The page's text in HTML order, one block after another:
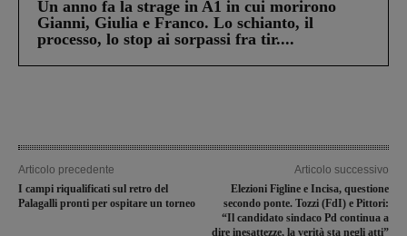
Un anno fa la strage in A1 in cui morirono
Gianni, Giulia e Franco. Lo schianto, il
processo, lo stop ai sorpassi fra tir....
Articolo precedente
I campi riqualificati sul retro del
Palagalli pronti per ospitare un torneo
Articolo successivo
Elezioni Figline e Incisa, questione
secondo ponte. Tozzi (FdI) e Pittori:
“Il candidato sindaco Pd continua a
dire inesattezze, la verità sta negli atti”